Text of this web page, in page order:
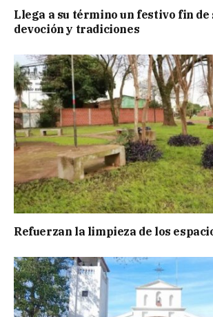
Llega a su término un festivo fin de
devoción y tradiciones
Refuerzan la limpieza de los